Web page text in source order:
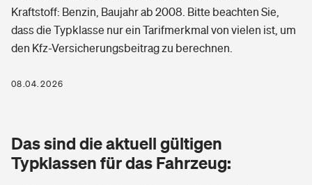
Berufshaftpflichtversicherung
Rentenrechner: Wie viel Geld bekomme ich im Alter?
Elementarversicherung
Photovoltaik
Wärmepumpen versichern
Vermieterrrechtsschutz
Rechts­schutz­ver­si­che­rung
Kinderunfall­ver­si­che­rung
Gesundheit
Private Krankenversicherung
Tierkrankenversicherung
Kraftstoff: Benzin, Baujahr ab 2008. Bitte beachten Sie,
dass die Typklasse nur ein Tarifmerkmal von vielen ist, um
den Kfz-Versicherungsbeitrag zu berechnen.
08.04.2026
Das sind die aktuell gültigen
Typklassen für das Fahrzeug: